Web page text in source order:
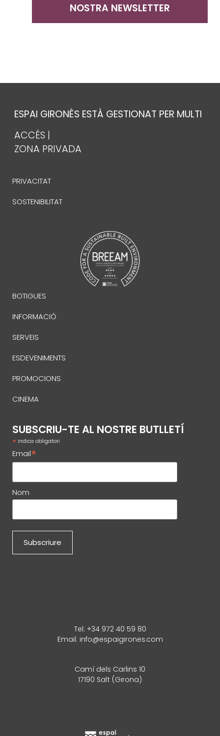
NOSTRA NEWSLETTER
ESPAI GIRONÈS ESTÀ GESTIONAT PER MULTI
ACCÉS |
ZONA PRIVADA
Tel: +34 972 40 59 80
Email: info@espaigirones.com
Camí dels Carlins 10
17190 Salt (Girona)
SUBSCRIU-TE AL NOSTRE BUTLLETÍ
* indica obligatori
Email*
Nom
BOTIGUES
INFORMACIÓ
SERVEIS
ESDEVENIMENTS
PROMOCIONS
CINEMA
PRIVACITAT
SOSTENIBILITAT